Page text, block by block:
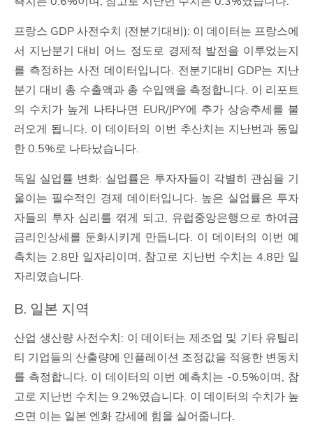
프랑스 GDP 사전수치 (전분기대비): 이 데이터는 프랑스에
서 지난분기 대비 어느 정도로 경제적 발전을 이루었는지
를 측정하는 사전 데이터입니다. 전분기대비 GDP는 지난
분기 대비 총 수출액과 총 수입액을 측정합니다. 이 리포트
의 수치가 높게 나타나면 EUR/JPY에 추가 상승추세를 불
러오게 됩니다. 이 데이터의 이번 추산치는 지난번과 동일
한 0.5%로 나타났습니다.
독일 실업률 변화: 실업률은 투자자들이 각별히 관심을 기
울이는 필수적인 경제 데이터입니다. 높은 실업률은 투자
자들의 투자 심리를 꺾게 되고, 유럽중앙은행으로 하여금
금리인상세를 둔화시키게 만듭니다. 이 데이터의 이번 예
측치는 2.8만 일자리이며, 참고로 지난번 수치는 4.8만 일
자리였습니다.
B. 일본 지역
산업 생산량 사전수치: 이 데이터는 제조업 및 기타 유틸리
티 기업들의 산출량에 인플레이션 조정값을 적용한 변동치
를 측정합니다. 이 데이터의 이번 예측치는 -0.5%이며, 참
고로 지난번 수치는 9.2%였습니다. 이 데이터의 수치가 높
으면 이는 일본 엔화 강세에 힘을 실어줍니다.